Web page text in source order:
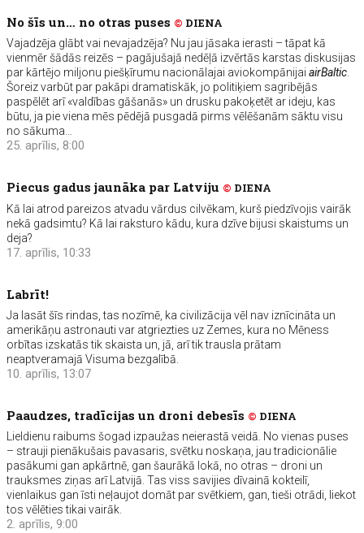
No šīs un… no otras puses © DIENA
Vajadzēja glābt vai nevajadzēja? Nu jau jāsaka ierasti – tāpat kā
vienmēr šādās reizēs – pagājušajā nedēļā izvērtās karstas diskusijas
par kārtējo miljonu piešķīrumu nacionālajai aviokompānijaiairBaltic.
Šoreiz varbūt par pakāpi dramatiskāk, jo politiķiem sagribējās
paspēlēt arī «valdības gāšanās» un drusku pakoķetēt ar ideju, kas
būtu, ja pie viena mēs pēdējā pusgadā pirms vēlēšanām sāktu visu
no sākuma…
25. aprīlis, 8:00
Piecus gadus jaunāka par Latviju © DIENA
Kā lai atrod pareizos atvadu vārdus cilvēkam, kurš piedzīvojis vairāk
nekā gadsimtu? Kā lai raksturo kādu, kura dzīve bijusi skaistums un
deja?
17. aprīlis, 10:33
Labrīt!
Ja lasāt šīs rindas, tas nozīmē, ka civilizācija vēl nav iznīcināta un
amerikāņu astronauti var atgriezties uz Zemes, kura no Mēness
orbītas izskatās tik skaista un, jā, arī tik trausla prātam
neaptveramajā Visuma bezgalībā.
10. aprīlis, 13:07
Paaudzes, tradīcijas un droni debesīs © DIENA
Lieldienu raibums šogad izpaužas neierastā veidā. No vienas puses
– strauji pienākušais pavasaris, svētku noskaņa, jau tradicionālie
pasākumi gan apkārtnē, gan šaurākā lokā, no otras – droni un
trauksmes ziņas arī Latvijā. Tas viss savijies dīvainā kokteilī,
vienlaikus gan īsti neļaujot domāt par svētkiem, gan, tieši otrādi, liekot
tos vēlēties tikai vairāk.
2. aprīlis, 9:00